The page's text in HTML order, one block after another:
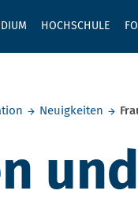
HOCHSCHULE
Neuigkeiten